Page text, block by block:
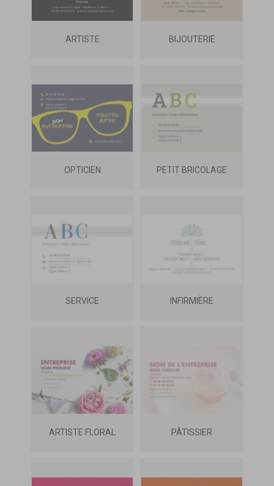
ARTISTE BIJOUTERIE
OPTICIEN PETIT BRICOLAGE
SERVICE INFIRMIÈRE
ARTISTE FLORAL PÂTISSIER